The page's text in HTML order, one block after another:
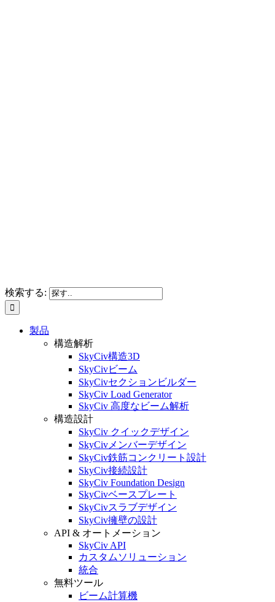
検索する:
製品
構造解析
SkyCiv構造3D
SkyCivビーム
SkyCivセクションビルダー
SkyCiv Load Generator
SkyCiv 高度なビーム解析
構造設計
SkyCiv クイックデザイン
SkyCivメンバーデザイン
SkyCiv鉄筋コンクリート設計
SkyCiv接続設計
SkyCiv Foundation Design
SkyCivベースプレート
SkyCivスラブデザイン
SkyCiv擁壁の設計
API & オートメーション
SkyCiv API
カスタムソリューション
統合
無料ツール
ビーム計算機